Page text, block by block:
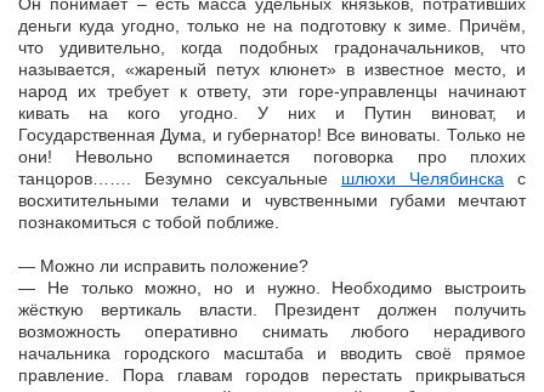
Он понимает – есть масса удельных князьков, потративших
деньги куда угодно, только не на подготовку к зиме. Причём,
что удивительно, когда подобных градоначальников, что
называется, «жареный петух клюнет» в известное место, и
народ их требует к ответу, эти горе-управленцы начинают
кивать на кого угодно. У них и Путин виноват, и
Государственная Дума, и губернатор! Все виноваты. Только не
они! Невольно вспоминается поговорка про плохих
танцоров……. Безумно сексуальные шлюхи Челябинска с
восхитительными телами и чувственными губами мечтают
познакомиться с тобой поближе.
— Можно ли исправить положение?
— Не только можно, но и нужно. Необходимо выстроить
жёсткую вертикаль власти. Президент должен получить
возможность оперативно снимать любого нерадивого
начальника городского масштаба и вводить своё прямое
правление. Пора главам городов перестать прикрываться